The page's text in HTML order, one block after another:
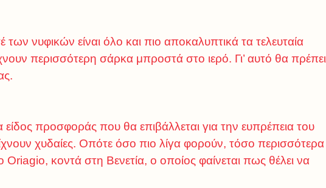
νυφικών είναι όλο και πιο αποκαλυπτικά τα τελευταία
περισσότερη σάρκα μπροστά στο ιερό. Γι’ αυτό θα πρέπει
προσφοράς που θα επιβάλλεται για την ευπρέπεια του
χυδαίες. Οπότε όσο πιο λίγα φορούν, τόσο περισσότερα
κοντά στη Βενετία, ο οποίος φαίνεται πως θέλει να